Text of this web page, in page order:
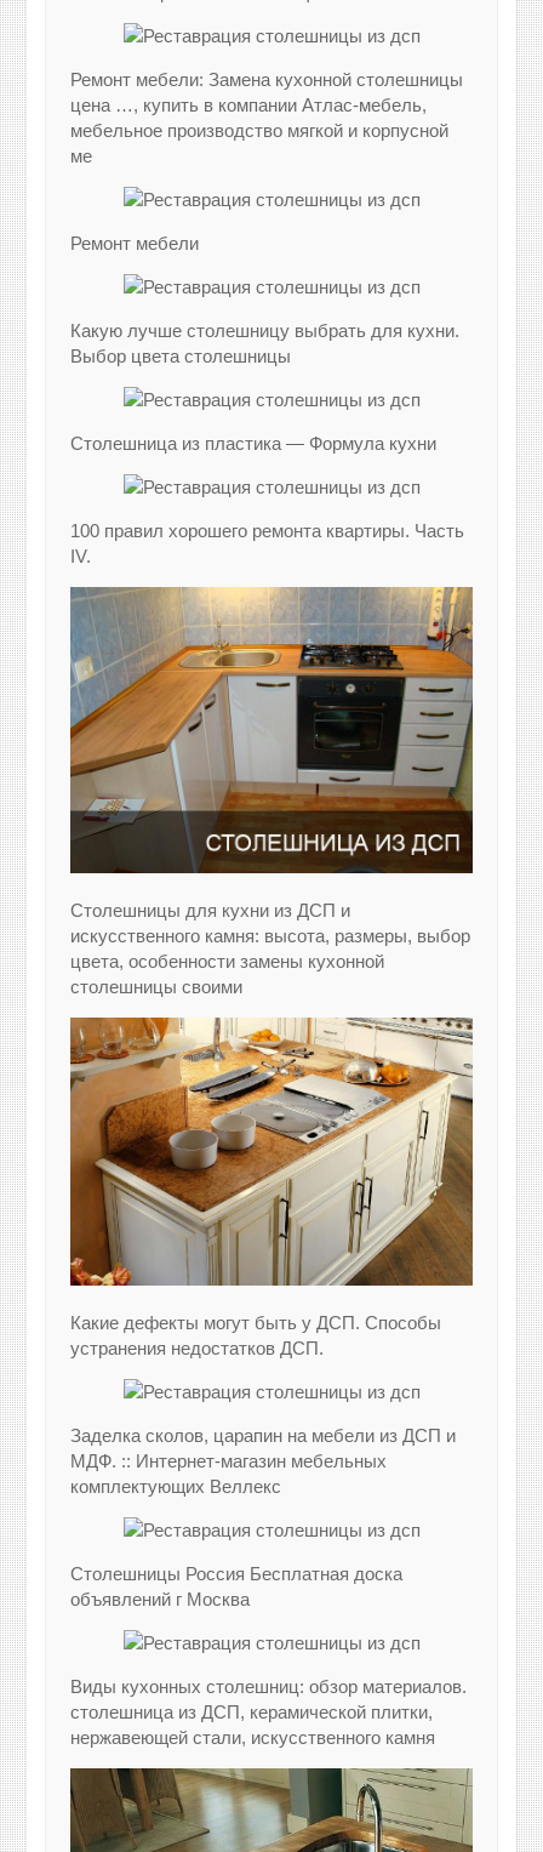
Ремонт мебели: Замена кухонной столешницы
цена …, купить в компании Атлас-мебель,
мебельное производство мягкой и корпусной
ме
Ремонт мебели
Какую лучше столешницу выбрать для кухни.
Выбор цвета столешницы
Столешница из пластика — Формула кухни
100 правил хорошего ремонта квартиры. Часть
IV.
Столешницы для кухни из ДСП и
искусственного камня: высота, размеры, выбор
цвета, особенности замены кухонной
столешницы своими
Какие дефекты могут быть у ДСП. Способы
устранения недостатков ДСП.
Заделка сколов, царапин на мебели из ДСП и
МДФ. :: Интернет-магазин мебельных
комплектующих Веллекс
Столешницы Россия Бесплатная доска
объявлений г Москва
Виды кухонных столешниц: обзор материалов.
столешница из ДСП, керамической плитки,
нержавеющей стали, искусственного камня